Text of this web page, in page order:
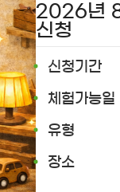
2026년 8
신청
신청기간
체험가능일
유형
장소